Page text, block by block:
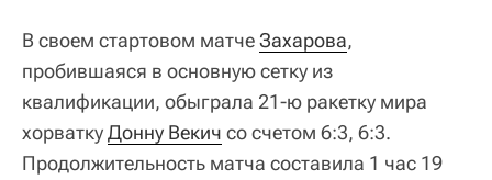
В своем стартовом матчеЗахарова,
пробившаяся в основную сетку из
квалификации, обыграла 21-ю ракетку мира
хорваткуДонну Векич со счетом 6:3, 6:3.
Продолжительность матча составила 1 час 19